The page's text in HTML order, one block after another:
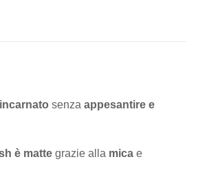
senza appesantire e
è mattegrazie alla micae